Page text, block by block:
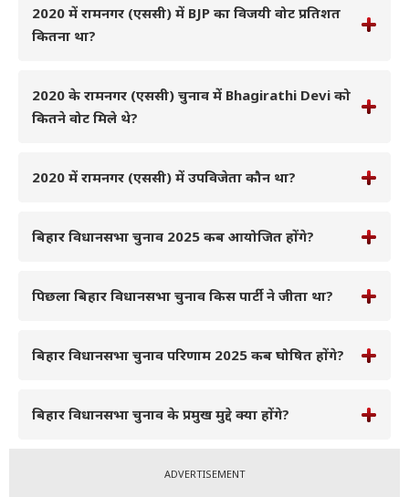
2020 में रामनगर (एससी) में BJP का विजयी वोट प्रतिशत
कितना था?
2020 के रामनगर (एससी) चुनाव में Bhagirathi Devi को
कितने वोट मिले थे?
2020 में रामनगर (एससी) में उपविजेता कौन था?
बिहार विधानसभा चुनाव 2025 कब आयोजित होंगे?
पिछला बिहार विधानसभा चुनाव किस पार्टी ने जीता था?
बिहार विधानसभा चुनाव परिणाम 2025 कब घोषित होंगे?
बिहार विधानसभा चुनाव के प्रमुख मुद्दे क्या होंगे?
ADVERTISEMENT